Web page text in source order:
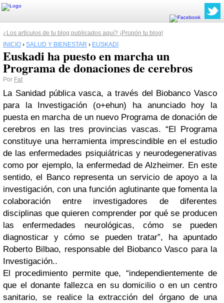
¿Los artículos de tu blog publicados aquí? ¡Propón tu blog!
INICIO › SALUD Y BIENESTAR › EUSKADI
Euskadi ha puesto en marcha un
Por Fat
La Sanidad pública vasca, a través del Biobanco Vasco
para la Investigación (o+ehun) ha anunciado hoy la
puesta en marcha de un nuevo Programa de donación de
cerebros en las tres provincias vascas. “El Programa
constituye una herramienta imprescindible en el estudio
de las enfermedades psiquiátricas y neurodegenerativas
como por ejemplo, la enfermedad de Alzheimer. En este
sentido, el Banco representa un servicio de apoyo a la
investigación, con una función aglutinante que fomenta la
colaboración entre investigadores de diferentes
disciplinas que quieren comprender por qué se producen
las enfermedades neurológicas, cómo se pueden
diagnosticar y cómo se pueden tratar”, ha apuntado
Roberto Bilbao, responsable del Biobanco Vasco para la
Investigación..
El procedimiento permite que, “independientemente de
que el donante fallezca en su domicilio o en un centro
sanitario, se realice la extracción del órgano de una